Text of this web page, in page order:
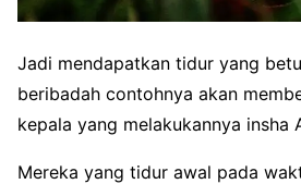
Jadi mendapatkan tidur yang
beribadah contohnya akan
kepala yang melakukannya insha
Mereka yang tidur awal pada